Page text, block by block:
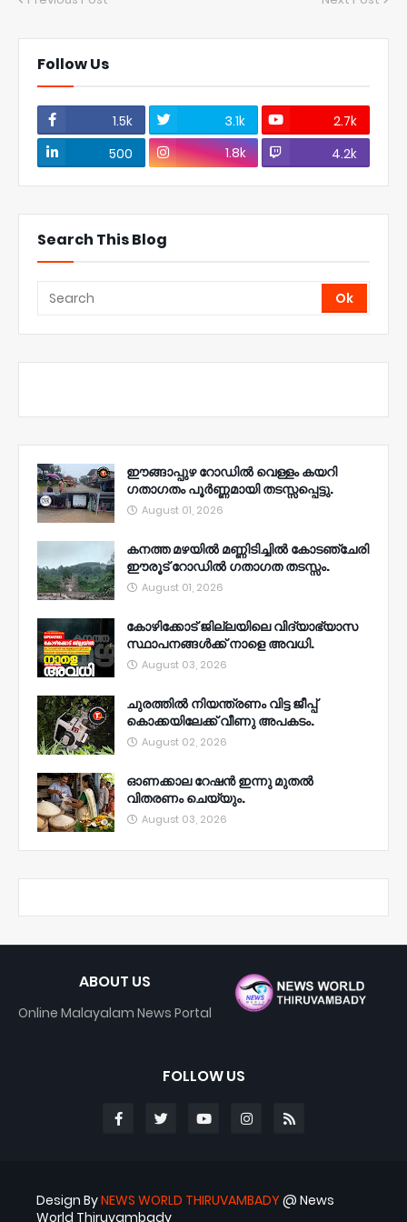
Follow Us
1.5k 3.1k
2.7k
500
1.8k 4.2k
Search This Blog
ഈങ്ങാപ്പുഴ റോഡിൽ വെള്ളം കയറി
ഗതാഗതം പൂർണ്ണമായി തടസ്സപ്പെട്ടു.
August 01, 2026
കനത്ത മഴയിൽ മണ്ണിടിച്ചിൽ കോടഞ്ചേരി
ഈരൂട് റോഡിൽ ഗതാഗത തടസ്സം.
August 01, 2026
കോഴിക്കോട് ജില്ലയിലെ വിദ്യാഭ്യാസ
സ്ഥാപനങ്ങൾക്ക് നാളെ അവധി.
August 03, 2026
ചുരത്തിൽ നിയന്ത്രണം വിട്ട ജീപ്പ്
കൊക്കയിലേക്ക് വീണു അപകടം.
August 02, 2026
ഓണക്കാല റേഷൻ ഇന്നു മുതല്‍
വിതരണം ചെയ്യും.
August 03, 2026
ABOUT US
Online Malayalam News Portal
FOLLOW US
Design ByNEWS WORLD THIRUVAMBADY @ News
World Thiruvambady